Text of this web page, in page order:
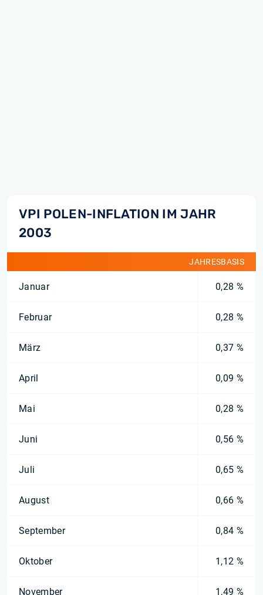
VPI POLEN-INFLATION IM JAHR
2003
JAHRESBASIS
Januar 0,28 %
Februar 0,28 %
März 0,37 %
April 0,09 %
Mai 0,28 %
Juni 0,56 %
Juli 0,65 %
August 0,66 %
September 0,84 %
Oktober 1,12 %
November 1,49 %